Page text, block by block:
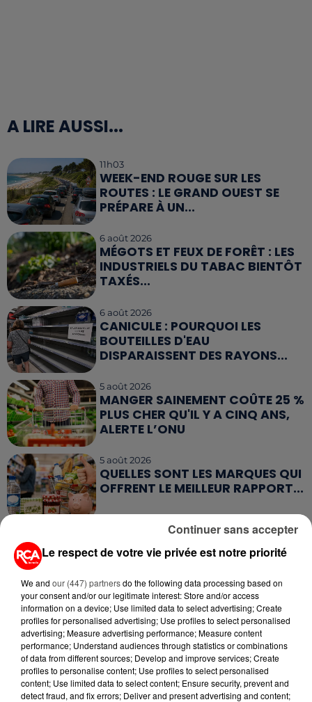
A LIRE AUSSI...
11h03
WEEK-END ROUGE SUR LES
ROUTES : LE GRAND OUEST SE
PRÉPARE À UN...
6 août 2026
MÉGOTS ET FEUX DE FORÊT : LES
INDUSTRIELS DU TABAC BIENTÔT
TAXÉS...
6 août 2026
CANICULE : POURQUOI LES
BOUTEILLES D'EAU
DISPARAISSENT DES RAYONS...
5 août 2026
MANGER SAINEMENT COÛTE 25 %
PLUS CHER QU'IL Y A CINQ ANS,
ALERTE L’ONU
5 août 2026
QUELLES SONT LES MARQUES QUI
OFFRENT LE MEILLEUR RAPPORT...
MOUCHES : LES 5 RÉFLEXES À
ADOPTER POUR ÉVITER
L'INVASION CET ÉTÉ...
RETROUVEZ TOUTE L'ACTU DE LA RÉGION ET
RECEVEZ LES ALERTES INFOS DE LA RÉDACTION
EN TÉLÉCHARGEANT L'APPLICATION MOBILE
Le respect de votre vie privée est notre priorité
We and our (447) partnersdo the following data processing based on
your consent and/or our legitimate interest: Store and/or access
information on a device; Use limited data to select advertising; Create
profiles for personalised advertising; Use profiles to select personalised
advertising; Measure advertising performance; Measure content
performance; Understand audiences through statistics or combinations
of data from different sources; Develop and improve services; Create
profiles to personalise content; Use profiles to select personalised
content; Use limited data to select content; Ensure security, prevent and
detect fraud, and fix errors; Deliver and present advertising and content;
Continuer sans accepter